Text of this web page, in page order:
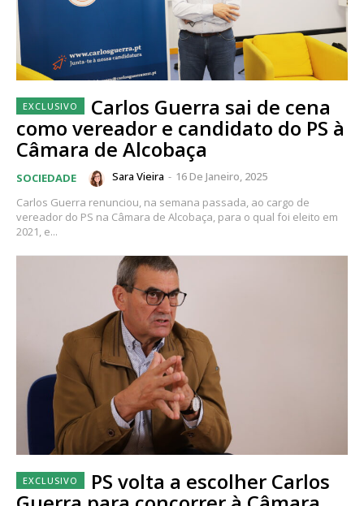
Carlos Guerra sai de cena
como vereador e candidato do PS à
Câmara de Alcobaça
SOCIEDADE Sara Vieira - 16 De Janeiro, 2025
Carlos Guerra renunciou, na semana passada, ao cargo de
vereador do PS na Câmara de Alcobaça, para o qual foi eleito em
2021, e...
PS volta a escolher Carlos